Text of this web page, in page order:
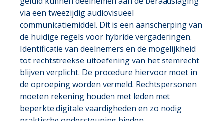
via een tweezijdig audiovisueel
communicatiemiddel. Dit is een aanscherping van
de huidige regels voor hybride vergaderingen.
Identificatie van deelnemers en de mogelijkheid
tot rechtstreekse uitoefening van het stemrecht
blijven verplicht. De procedure hiervoor moet in
de oproeping worden vermeld. Rechtspersonen
moeten rekening houden met leden met
beperkte digitale vaardigheden en zo nodig